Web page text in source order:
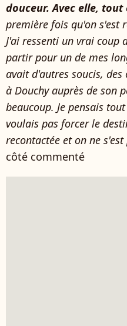
douceur. Avec elle,
première fois qu'on s'est
J'ai ressenti un vrai coup
partir pour un de mes
avait d'autres soucis,
à Douchy auprès de son
beaucoup. Je pensais
voulais pas forcer le
recontactée et on ne
côté commenté